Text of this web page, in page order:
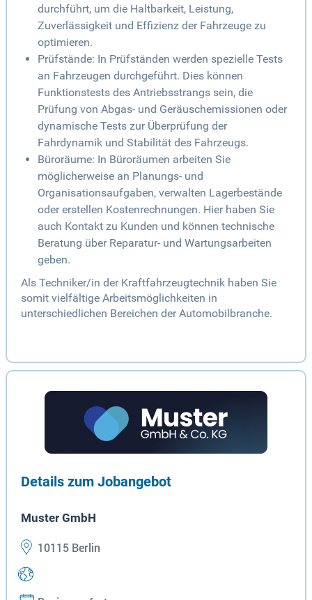
durchführt, um die Haltbarkeit, Leistung,
Zuverlässigkeit und Effizienz der Fahrzeuge zu
optimieren.
Prüfstände: In Prüfständen werden spezielle Tests
an Fahrzeugen durchgeführt. Dies können
Funktionstests des Antriebsstrangs sein, die
Prüfung von Abgas- und Geräuschemissionen oder
dynamische Tests zur Überprüfung der
Fahrdynamik und Stabilität des Fahrzeugs.
Büroräume: In Büroräumen arbeiten Sie
möglicherweise an Planungs- und
Organisationsaufgaben, verwalten Lagerbestände
oder erstellen Kostenrechnungen. Hier haben Sie
auch Kontakt zu Kunden und können technische
Beratung über Reparatur- und Wartungsarbeiten
geben.
Als Techniker/in der Kraftfahrzeugtechnik haben Sie
somit vielfältige Arbeitsmöglichkeiten in
unterschiedlichen Bereichen der Automobilbranche.
Details zum Jobangebot
Muster GmbH
10115 Berlin